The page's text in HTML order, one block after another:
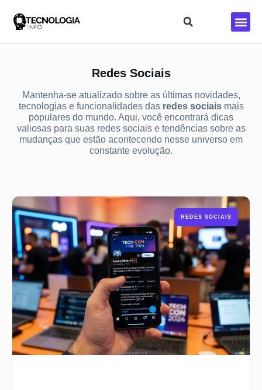
Redes Sociais
Mantenha-se atualizado sobre as últimas novidades,
tecnologias e funcionalidades das redes sociaismais
populares do mundo. Aqui, você encontrará dicas
valiosas para suas redes sociais e tendências sobre as
mudanças que estão acontecendo nesse universo em
constante evolução.
REDES SOCIAIS